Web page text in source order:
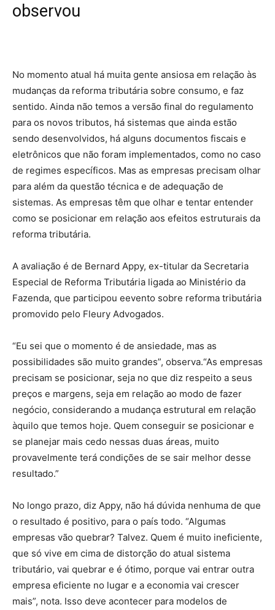
observou
No momento atual há muita gente ansiosa em relação às
mudanças da reforma tributária sobre consumo, e faz
sentido. Ainda não temos a versão final do regulamento
para os novos tributos, há sistemas que ainda estão
sendo desenvolvidos, há alguns documentos fiscais e
eletrônicos que não foram implementados, como no caso
de regimes específicos. Mas as empresas precisam olhar
para além da questão técnica e de adequação de
sistemas. As empresas têm que olhar e tentar entender
como se posicionar em relação aos efeitos estruturais da
reforma tributária.
A avaliação é de Bernard Appy, ex-titular da Secretaria
Especial de Reforma Tributária ligada ao Ministério da
Fazenda, que participou eevento sobre reforma tributária
promovido pelo Fleury Advogados.
“Eu sei que o momento é de ansiedade, mas as
possibilidades são muito grandes”, observa.“As empresas
precisam se posicionar, seja no que diz respeito a seus
preços e margens, seja em relação ao modo de fazer
negócio, considerando a mudança estrutural em relação
àquilo que temos hoje. Quem conseguir se posicionar e
se planejar mais cedo nessas duas áreas, muito
provavelmente terá condições de se sair melhor desse
resultado.”
No longo prazo, diz Appy, não há dúvida nenhuma de que
o resultado é positivo, para o país todo. “Algumas
empresas vão quebrar? Talvez. Quem é muito ineficiente,
que só vive em cima de distorção do atual sistema
tributário, vai quebrar e é ótimo, porque vai entrar outra
empresa eficiente no lugar e a economia vai crescer
mais”, nota. Isso deve acontecer para modelos de